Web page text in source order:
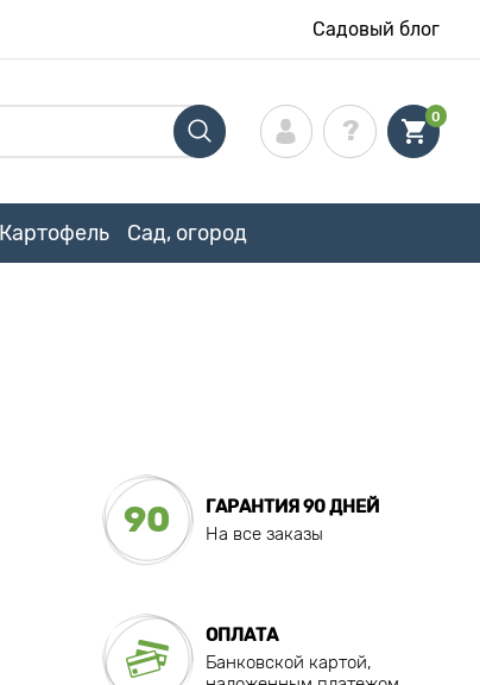
Садовый блог
0
Картофель Сад, огород
90
ГАРАНТИЯ 90 ДНЕЙ
На все заказы
ОПЛАТА
Банковской картой,